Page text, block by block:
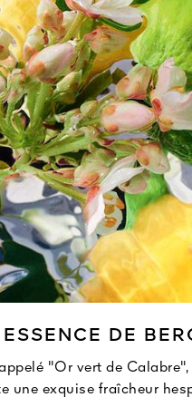
ESSENCE DE
"Or vert de
une exquise fraîcheur